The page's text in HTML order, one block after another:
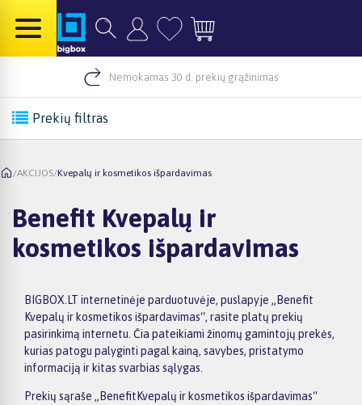
Nemokamas 30 d. prekių grąžinimas
Prekių filtras
/AKCIJOS/Kvepalų ir kosmetikos išpardavimas
Benefit Kvepalų ir
kosmetikos išpardavimas
BIGBOX.LT internetinėje parduotuvėje, puslapyje „Benefit
Kvepalų ir kosmetikos išpardavimas“, rasite platų prekių
pasirinkimą internetu. Čia pateikiami žinomų gamintojų prekės,
kurias patogu palyginti pagal kainą, savybes, pristatymo
informaciją ir kitas svarbias sąlygas.
Prekių sąraše „BenefitKvepalų ir kosmetikos išpardavimas“